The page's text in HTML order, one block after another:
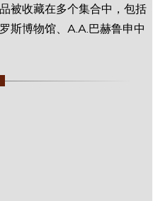
被收藏在多个集合中，包括
斯博物馆、A.A.巴赫鲁申中